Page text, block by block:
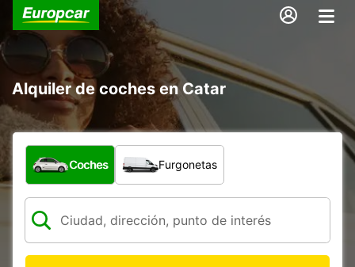
Alquiler de coches en Catar
¿Qué tipo de vehículo?
Coches Furgonetas